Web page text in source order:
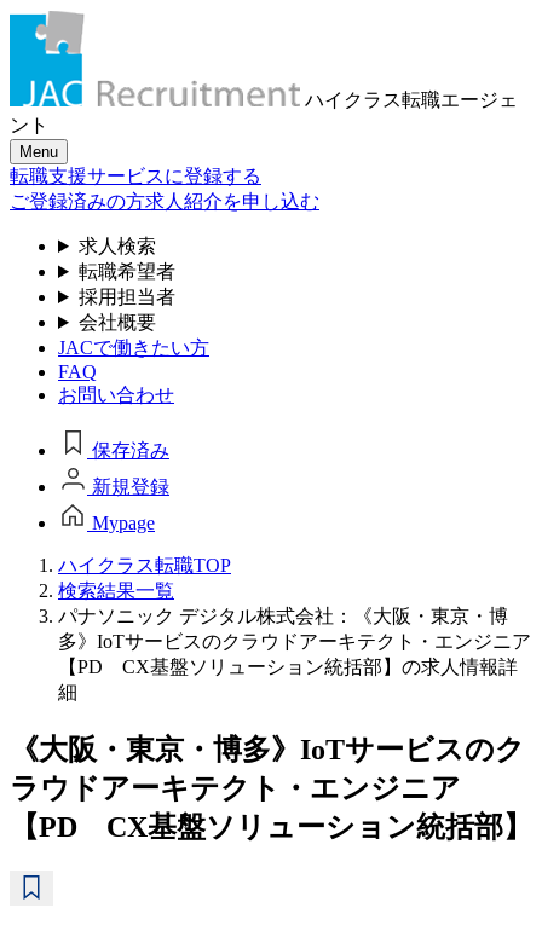
ハイクラス転職エージェ
ント
Menu
転職支援サービスに登録する
ご登録済みの方求人紹介を申し込む
求人検索
転職希望者
採用担当者
会社概要
JACで働きたい方
FAQ
お問い合わせ
保存済み
新規登録
Mypage
ハイクラス転職TOP
検索結果一覧
パナソニック デジタル株式会社：《大阪・東京・博
多》IoTサービスのクラウドアーキテクト・エンジニア
【PD CX基盤ソリューション統括部】の求人情報詳
細
《大阪・東京・博多》IoTサービスのク
ラウドアーキテクト・エンジニア
【PD CX基盤ソリューション統括部】